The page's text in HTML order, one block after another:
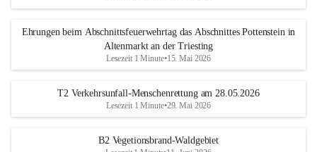
Ehrungen beim Abschnittsfeuerwehrtag das Abschnittes Pottenstein in
Altenmarkt an der Triesting
Lesezeit 1 Minute•15. Mai 2026
T2 Verkehrsunfall-Menschenrettung am 28.05.2026
Lesezeit 1 Minute•29. Mai 2026
B2 Vegetionsbrand-Waldgebiet